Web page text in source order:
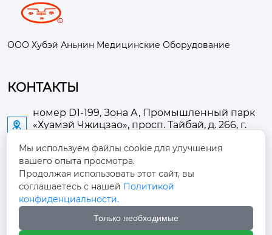
ООО Хубэй Аньнин Медицинские Оборудование
КОНТАКТЫ

номер D1-199, Зона А, Промышленный парк
«Хуамэй Чжицзао», просп. Тайбай, д. 266, г.
 2673889948@qq.com
+86-13705274289
+86-19084124289
Мы используем файлы cookie для улучшения
вашего опыта просмотра.
Продолжая использовать этот сайт, вы
соглашаетесь с нашей Политикой
конфиденциальности.
Только необходимые